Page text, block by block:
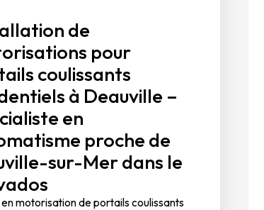
de
pour
coulissants
à Deauville –
en
proche de
sur-Mer dans le
motorisation de portails coulissants